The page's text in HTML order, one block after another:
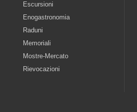
Escursioni
Enogastronomia
Raduni
Memoriali
Mostre-Mercato
Rievocazioni